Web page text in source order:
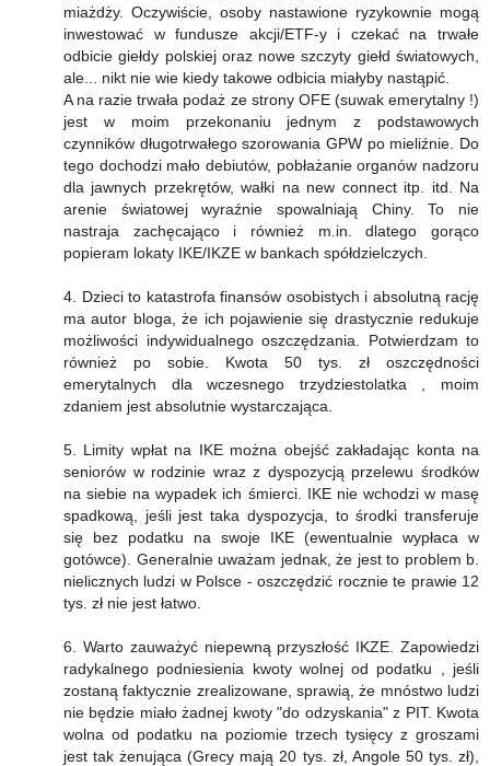
miażdży. Oczywiście, osoby nastawione ryzykownie mogą
inwestować w fundusze akcji/ETF-y i czekać na trwałe
odbicie giełdy polskiej oraz nowe szczyty giełd światowych,
ale... nikt nie wie kiedy takowe odbicia miałyby nastąpić.
A na razie trwała podaż ze strony OFE (suwak emerytalny !)
jest w moim przekonaniu jednym z podstawowych
czynników długotrwałego szorowania GPW po mieliźnie. Do
tego dochodzi mało debiutów, pobłażanie organów nadzoru
dla jawnych przekrętów, wałki na new connect itp. itd. Na
arenie światowej wyraźnie spowalniają Chiny. To nie
nastraja zachęcająco i również m.in. dlatego gorąco
popieram lokaty IKE/IKZE w bankach spółdzielczych.
4. Dzieci to katastrofa finansów osobistych i absolutną rację
ma autor bloga, że ich pojawienie się drastycznie redukuje
możliwości indywidualnego oszczędzania. Potwierdzam to
również po sobie. Kwota 50 tys. zł oszczędności
emerytalnych dla wczesnego trzydziestolatka , moim
zdaniem jest absolutnie wystarczająca.
5. Limity wpłat na IKE można obejść zakładając konta na
seniorów w rodzinie wraz z dyspozycją przelewu środków
na siebie na wypadek ich śmierci. IKE nie wchodzi w masę
spadkową, jeśli jest taka dyspozycja, to środki transferuje
się bez podatku na swoje IKE (ewentualnie wypłaca w
gotówce). Generalnie uważam jednak, że jest to problem b.
nielicznych ludzi w Polsce - oszczędzić rocznie te prawie 12
tys. zł nie jest łatwo.
6. Warto zauważyć niepewną przyszłość IKZE. Zapowiedzi
radykalnego podniesienia kwoty wolnej od podatku , jeśli
zostaną faktycznie zrealizowane, sprawią, że mnóstwo ludzi
nie będzie miało żadnej kwoty "do odzyskania" z PIT. Kwota
wolna od podatku na poziomie trzech tysięcy z groszami
jest tak żenująca (Grecy mają 20 tys. zł, Angole 50 tys. zł),